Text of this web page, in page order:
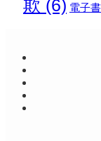
欺 (6) 電子